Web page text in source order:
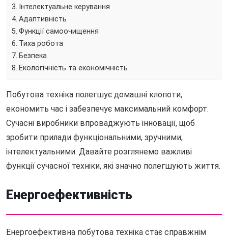
Інтелектуальне керування
Адаптивність
Функції самоочищення
Тиха робота
Безпека
Екологічність та економічність
Побутова техніка полегшує домашні клопоти,
економить час і забезпечує максимальний комфорт.
Сучасні виробники впроваджують інновації, щоб
зробити прилади функціональними, зручними,
інтелектуальними. Давайте розглянемо важливі
функції сучасної техніки, які значно полегшують життя.
Енергоефективність
Енергоефективна побутова техніка стає справжнім